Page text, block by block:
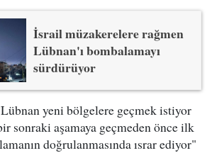
İsrail müzakerelere rağmen
Lübnan'ı bombalamayı
sürdürüyor
yeni bölgelere geçmek istiyor
sonraki aşamaya geçmeden önce ilk
doğrulanmasında ısrar ediyor"